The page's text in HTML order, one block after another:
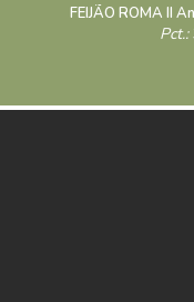
FEIJÃO ROMA II
Pct.: